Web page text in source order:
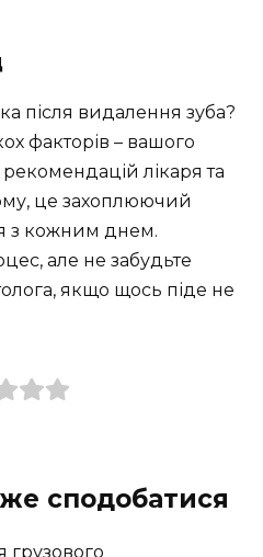
після видалення зуба?
факторів – вашого
лікаря та
це захоплюючий
з кожним днем.
але не забудьте
якщо щось піде не
сподобатися